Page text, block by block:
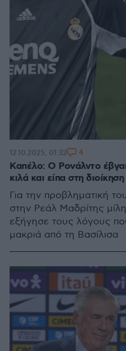
Καπέλο: Ο Ρονάλντο
κιλά και είπα στη
Για την προβληματική
στην Ρεάλ Μαδρίτης
εξήγησε τους λόγους
μακριά από τη Βασίλισα
12.10.2025, 01:32 4